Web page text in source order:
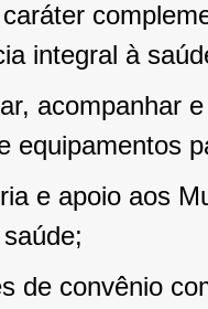
integral à
acompanhar
equipamentos
e apoio aos
de convênio